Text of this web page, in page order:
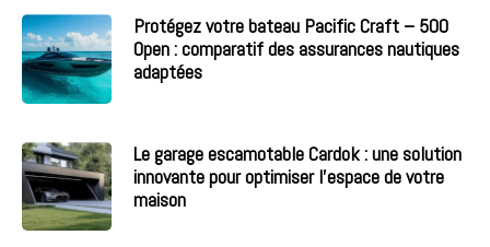
Protégez votre bateau Pacific Craft – 500
Open : comparatif des assurances nautiques
adaptées
Le garage escamotable Cardok : une solution
innovante pour optimiser l’espace de votre
maison